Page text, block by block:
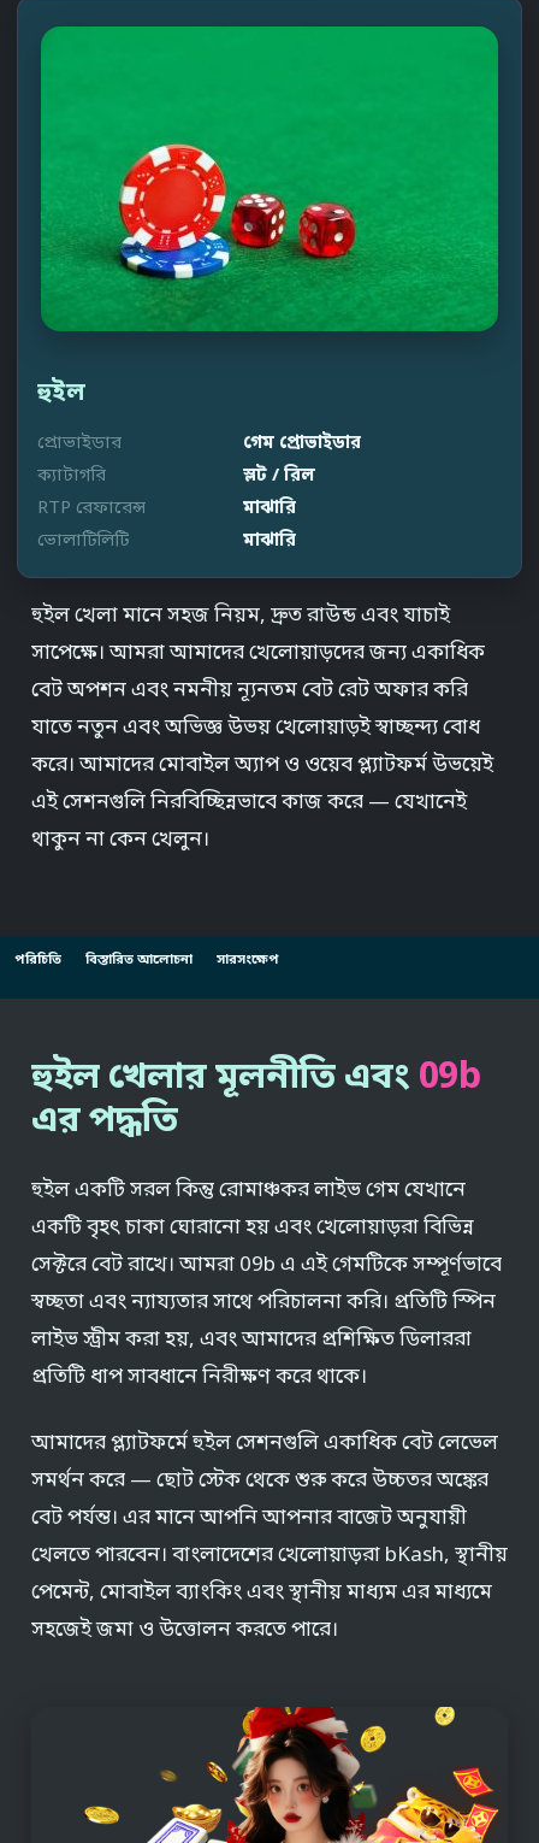
হুইল
প্রোভাইডার
গেম প্রোভাইডার
ক্যাটাগরি
স্লট / রিল
RTP রেফারেন্স
মাঝারি
ভোলাটিলিটি
মাঝারি
হুইল খেলা মানে সহজ নিয়ম, দ্রুত রাউন্ড এবং যাচাই
সাপেক্ষে। আমরা আমাদের খেলোয়াড়দের জন্য একাধিক
বেট অপশন এবং নমনীয় ন্যূনতম বেট রেট অফার করি
যাতে নতুন এবং অভিজ্ঞ উভয় খেলোয়াড়ই স্বাচ্ছন্দ্য বোধ
করে। আমাদের মোবাইল অ্যাপ ও ওয়েব প্ল্যাটফর্ম উভয়েই
এই সেশনগুলি নিরবিচ্ছিন্নভাবে কাজ করে — যেখানেই
থাকুন না কেন খেলুন।
পরিচিতি বিস্তারিত আলোচনা সারসংক্ষেপ
হুইল খেলার মূলনীতি এবং 09b
এর পদ্ধতি
হুইল একটি সরল কিন্তু রোমাঞ্চকর লাইভ গেম যেখানে
একটি বৃহৎ চাকা ঘোরানো হয় এবং খেলোয়াড়রা বিভিন্ন
সেক্টরে বেট রাখে। আমরা 09b এ এই গেমটিকে সম্পূর্ণভাবে
স্বচ্ছতা এবং ন্যায্যতার সাথে পরিচালনা করি। প্রতিটি স্পিন
লাইভ স্ট্রীম করা হয়, এবং আমাদের প্রশিক্ষিত ডিলাররা
প্রতিটি ধাপ সাবধানে নিরীক্ষণ করে থাকে।
আমাদের প্ল্যাটফর্মে হুইল সেশনগুলি একাধিক বেট লেভেল
সমর্থন করে — ছোট স্টেক থেকে শুরু করে উচ্চতর অঙ্কের
বেট পর্যন্ত। এর মানে আপনি আপনার বাজেট অনুযায়ী
খেলতে পারবেন। বাংলাদেশের খেলোয়াড়রা bKash, স্থানীয়
পেমেন্ট, মোবাইল ব্যাংকিং এবং স্থানীয় মাধ্যম এর মাধ্যমে
সহজেই জমা ও উত্তোলন করতে পারে।